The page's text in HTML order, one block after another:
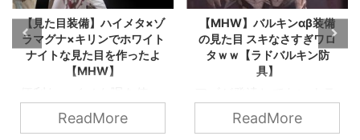
【見た目装備】ハイメタ×ゾ
ラマグナ×キリンでホワイト
ナイトな見た目を作ったよ
【MHW】
て、もうひとつ見た目装
備を作ってみました。 ハ
ReadMore
【MHW】バルキンαβ装備
の見た目 スキなさすぎワロ
タｗｗ【ラドバルキン防
具】
ガンキンこと、ラドバル
キンを倒して装備を作り
ReadMore